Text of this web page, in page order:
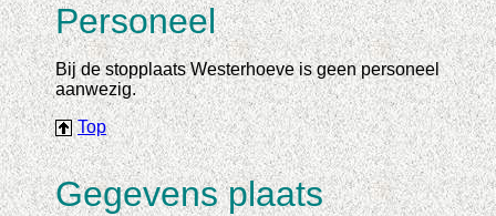
Personeel
Bij de stopplaats Westerhoeve is geen personeel
aanwezig.
Top
Gegevens plaats